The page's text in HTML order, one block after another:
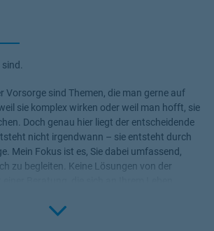
Vorsorge sind Themen, die man gerne auf
sie komplex wirken oder weil man hofft, sie
Doch genau hier liegt der entscheidende
nicht irgendwann – sie entsteht durch
Mein Fokus ist es, Sie dabei umfassend,
zu begleiten. Keine Lösungen von der
ist. Ob als Privatperson, Familie oder
Click to